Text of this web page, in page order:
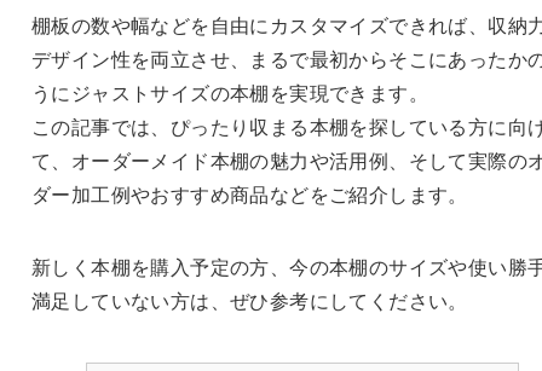
棚板の数や幅などを自由にカスタマイズできれば、収納
デザイン性を両立させ、まるで最初からそこにあったか
うにジャストサイズの本棚を実現できます。
この記事では、ぴったり収まる本棚を探している方に向
て、オーダーメイド本棚の魅力や活用例、そして実際の
ダー加工例やおすすめ商品などをご紹介します。
新しく本棚を購入予定の方、今の本棚のサイズや使い勝
満足していない方は、ぜひ参考にしてください。